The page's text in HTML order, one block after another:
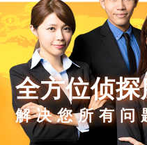
全方位侦探
解决您所有问